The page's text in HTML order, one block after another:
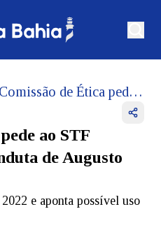
Comissão de Ética pede ao STF apuração sobre conduta de Augusto Heleno
ao STF
de Augusto
e aponta possível uso